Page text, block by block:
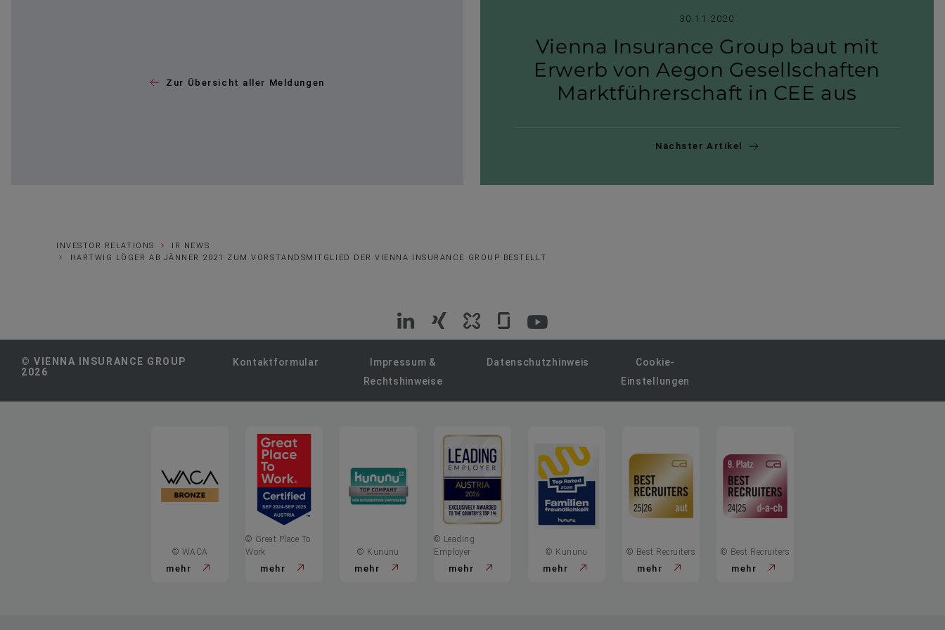
Zur Übersicht aller Meldungen
30.11.2020
Vienna Insurance Group baut mit
Erwerb von Aegon Gesell­schaften
Markt­führerschaft in CEE aus
Nächster Artikel
INVESTOR RELATIONS
IR NEWS
HARTWIG LÖGER AB JÄNNER 2021 ZUM VORSTANDSMITGLIED DER VIENNA INSURANCE GROUP BESTELLT
VIG
auf
LinkedIn
VIG
auf
Xing
VIG
auf
Kununu
VIG
auf
Glassdoor
VIG
auf
YouTube
© VIENNA INSURANCE GROUP
2026
Kontaktformular
Impressum &
Rechtshinweise
Datenschutzhinweis
Cookie-
Einstellungen
© WACA
mehr
© Great Place To
Work
mehr
© Kununu
mehr
© Leading
Employer
mehr
© Kununu
mehr
© Best Recruiters
mehr
© Best Recruiters
mehr